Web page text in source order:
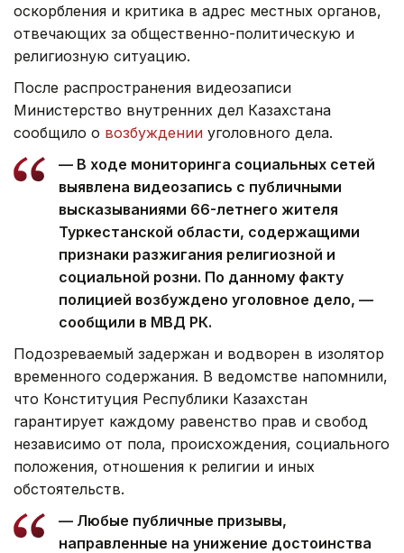
оскорбления и критика в адрес местных органов,
отвечающих за общественно-политическую и
религиозную ситуацию.
После распространения видеозаписи
Министерство внутренних дел Казахстана
сообщило о возбуждении уголовного дела.
— В ходе мониторинга социальных сетей
выявлена видеозапись с публичными
высказываниями 66-летнего жителя
Туркестанской области, содержащими
признаки разжигания религиозной и
социальной розни. По данному факту
полицией возбуждено уголовное дело, —
сообщили в МВД РК.
Подозреваемый задержан и водворен в изолятор
временного содержания. В ведомстве напомнили,
что Конституция Республики Казахстан
гарантирует каждому равенство прав и свобод
независимо от пола, происхождения, социального
положения, отношения к религии и иных
обстоятельств.
— Любые публичные призывы,
направленные на унижение достоинства